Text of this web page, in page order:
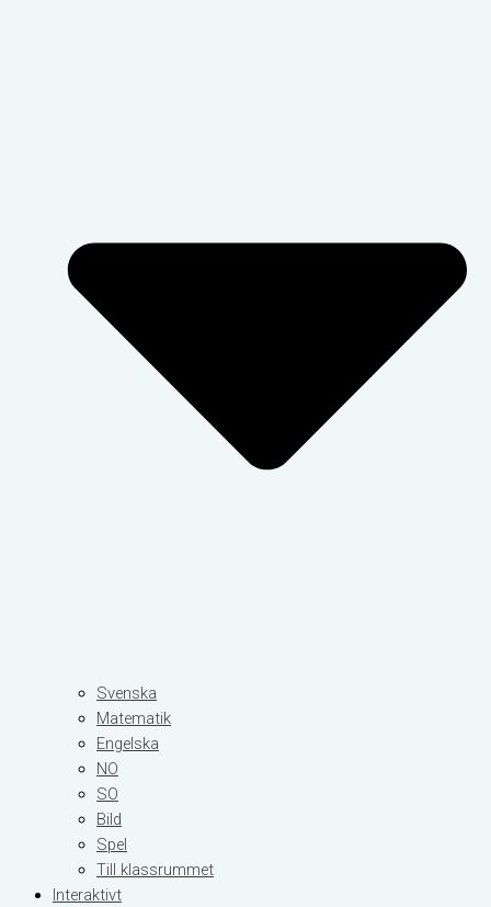
Svenska
Matematik
Engelska
NO
SO
Bild
Spel
Till klassrummet
Interaktivt